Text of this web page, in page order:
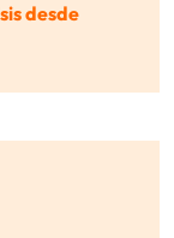
desde